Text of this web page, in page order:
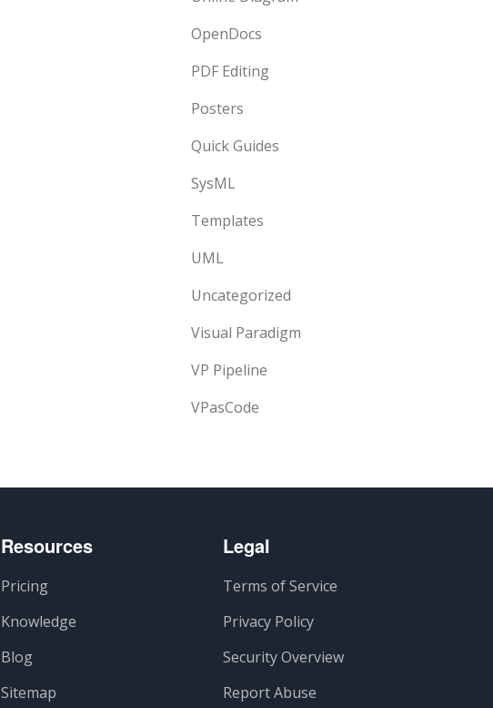
OpenDocs
PDF Editing
Posters
Quick Guides
SysML
Templates
UML
Uncategorized
Visual Paradigm
VP Pipeline
VPasCode
Resources
Pricing
Knowledge
Blog
Sitemap
Legal
Terms of Service
Privacy Policy
Security Overview
Report Abuse